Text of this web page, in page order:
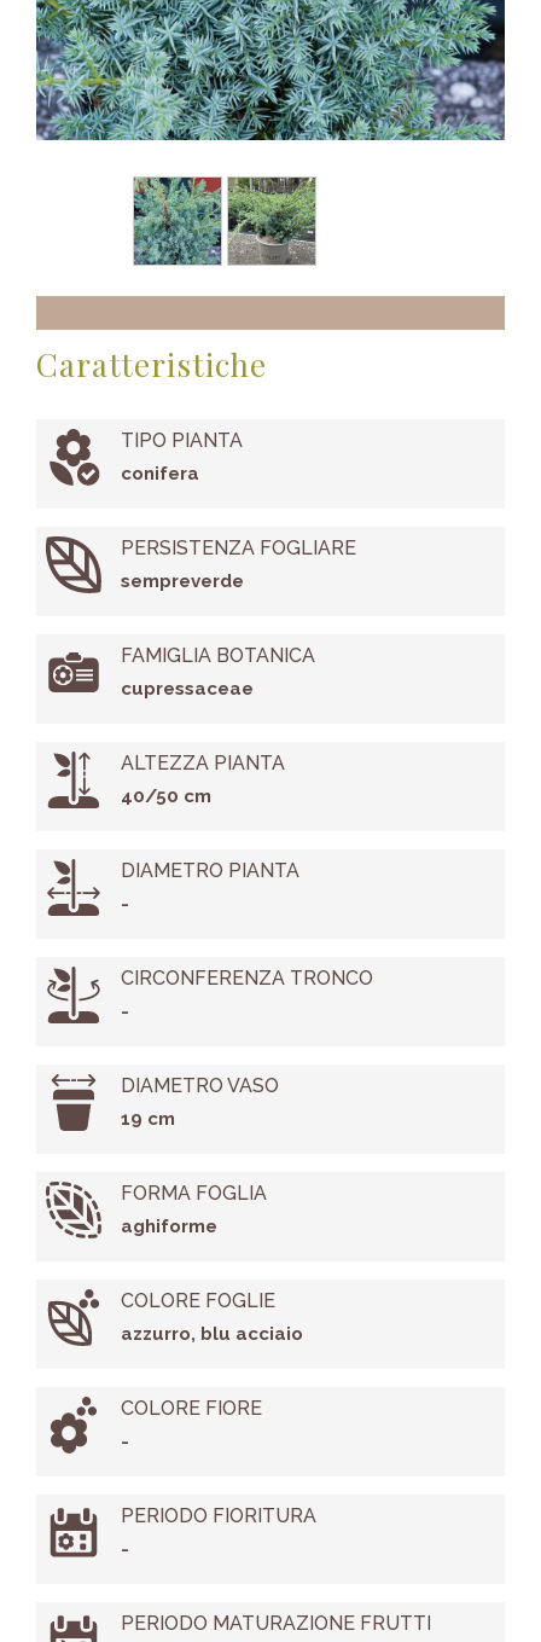
Caratteristiche
TIPO PIANTA
conifera
PERSISTENZA FOGLIARE
sempreverde
FAMIGLIA BOTANICA
cupressaceae
ALTEZZA PIANTA
40/50 cm
DIAMETRO PIANTA
-
CIRCONFERENZA TRONCO
-
DIAMETRO VASO
19 cm
FORMA FOGLIA
aghiforme
COLORE FOGLIE
azzurro, blu acciaio
COLORE FIORE
-
PERIODO FIORITURA
-
PERIODO MATURAZIONE FRUTTI